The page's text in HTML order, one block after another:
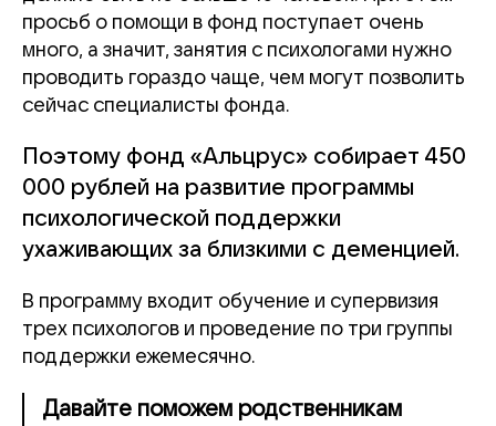
просьб о помощи в фонд поступает очень
много, а значит, занятия с психологами нужно
проводить гораздо чаще, чем могут позволить
сейчас специалисты фонда.
Поэтому фонд «Альцрус» собирает 450
000 рублей на развитие программы
психологической поддержки
ухаживающих за близкими с деменцией.
В программу входит обучение и супервизия
трех психологов и проведение по три группы
поддержки ежемесячно.
Давайте поможем родственникам